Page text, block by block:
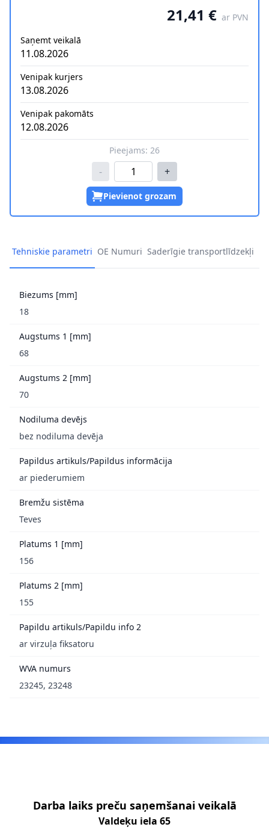
21,41 € ar PVN
Saņemt veikalā
11.08.2026
Venipak kurjers
13.08.2026
Venipak pakomāts
12.08.2026
Pieejams: 26
- +
Pievienot grozam
Tehniskie parametri OE Numuri Saderīgie transportlīdzekļi
Biezums [mm]
18
Augstums 1 [mm]
68
Augstums 2 [mm]
70
Nodiluma devējs
bez nodiluma devēja
Papildus artikuls/Papildus informācija
ar piederumiem
Bremžu sistēma
Teves
Platums 1 [mm]
156
Platums 2 [mm]
155
Papildu artikuls/Papildu info 2
ar virzuļa fiksatoru
WVA numurs
23245, 23248
Darba laiks preču saņemšanai veikalā
Valdeķu iela 65